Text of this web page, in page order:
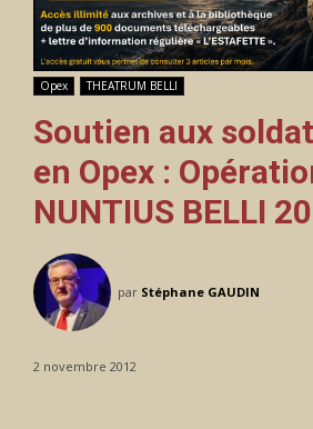
Opex THEATRUM BELLI
Soutien aux
en Opex :
NUNTIUS BELLI
par Stéphane GAUDIN
2 novembre 2012